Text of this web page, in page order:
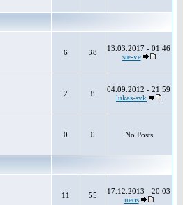
6 38
13.03.2017 - 01:46
ste-ve
2 8
04.09.2012 - 21:59
lukas-svk
0 0 No Posts
11 55
17.12.2013 - 20:03
neos